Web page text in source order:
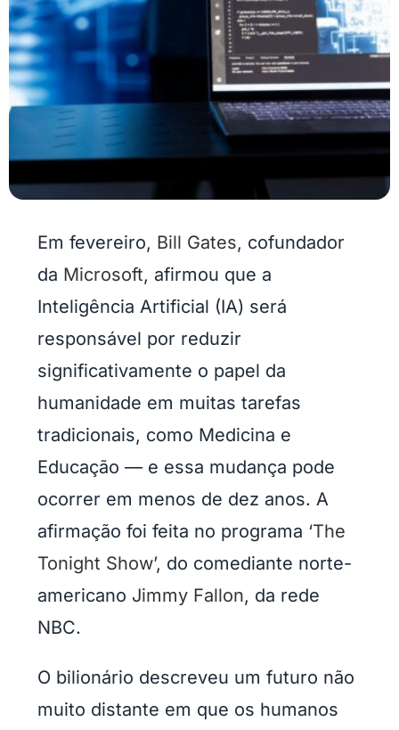
Em fevereiro, Bill Gates, cofundador
da Microsoft, afirmou que a
Inteligência Artificial (IA) será
responsável por reduzir
significativamente o papel da
humanidade em muitas tarefas
tradicionais, como Medicina e
Educação — e essa mudança pode
ocorrer em menos de dez anos. A
afirmação foi feita no programa ‘The
Tonight Show’, do comediante norte-
americano Jimmy Fallon, da rede
NBC.
O bilionário descreveu um futuro não
muito distante em que os humanos